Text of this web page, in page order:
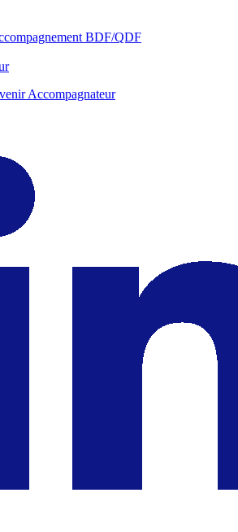
BDF/QDF
Accompagnateur